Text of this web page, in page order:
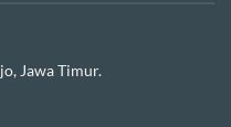
Jawa Timur.